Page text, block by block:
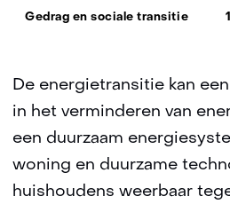
Thema:
Gedrag en sociale transitie
De energietransitie kan
in het verminderen van
een duurzaam
woning en duurzame
huishoudens weerbaar